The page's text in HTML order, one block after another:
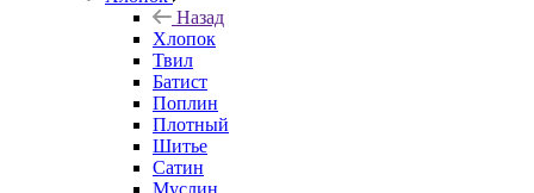
Назад
Хлопок
Твил
Батист
Поплин
Плотный
Шитье
Сатин
Муслин